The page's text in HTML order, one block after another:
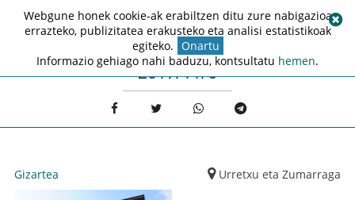
2017/11/6
Gizartea Urretxu eta Zumarraga
Webgune honek cookie-ak erabiltzen ditu zure nabigazioa
errazteko, publizitatea erakusteko eta analisi estatistikoak
egiteko. Onartu
Informazio gehiago nahi baduzu, kontsultatu hemen.